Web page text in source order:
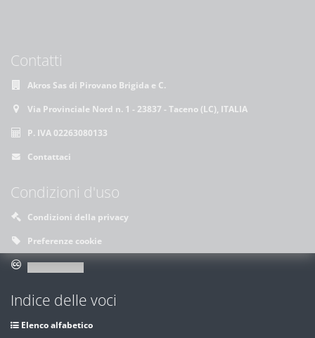
Contatti
Akros Sas di Pirovano Brigida e C.
Via Provinciale Nord n. 1 - 23837 - Taceno (LC), ITALIA
P. IVA 02263080133
Contattaci
Condizioni d'uso
Condizioni della privacy
Preferenze cookie
Indice delle voci
Elenco alfabetico